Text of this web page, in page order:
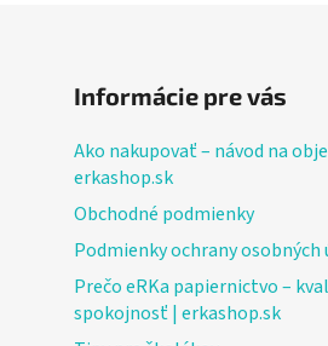
Informácie pre vás
Ako nakupovať – návod na
erkashop.sk
Obchodné podmienky
Podmienky ochrany osobných
Prečo eRKa papiernictvo –
spokojnosť | erkashop.sk